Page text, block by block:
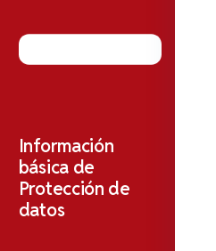
Información
básica de
Protección de
datos